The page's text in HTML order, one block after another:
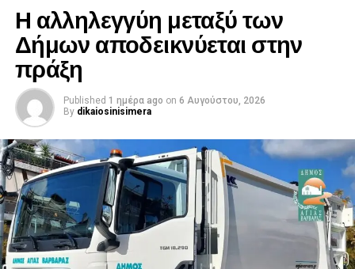
Η αλληλεγγύη μεταξύ των
Δήμων αποδεικνύεται στην
πράξη
Published 1 ημέρα ago on 6 Αυγούστου, 2026
By dikaiosinisimera